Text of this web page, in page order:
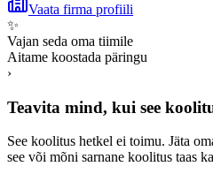
Vaata firma profiili
✨
Vajan seda oma tiimile
Aitame koostada päringu
›
Teavita mind, kui see
See koolitus hetkel ei toimu. Jäta
see või mõni sarnane koolitus taas